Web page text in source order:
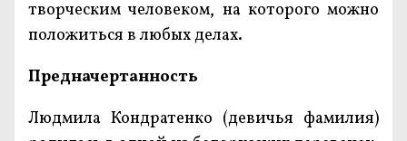
творческим человеком, на которого можно
положиться в любых делах.
Предначертанность
Людмила Кондратенко (девичья фамилия)